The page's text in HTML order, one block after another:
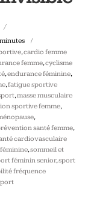
minutes
,cardio femme
femme,cyclisme
,endurance féminine,
,fatigue sportive
,masse musculaire
sportive femme,
,
santé femme,
cardiovasculaire
,sommeil et
féminin senior,sport
fréquence